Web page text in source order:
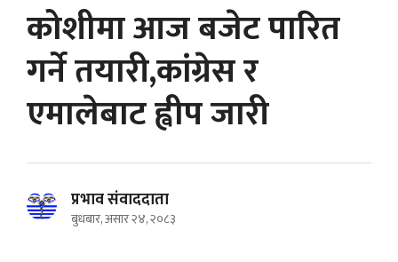
कोशीमा आज बजेट पारित
गर्ने तयारी,कांग्रेस र
एमालेबाट ह्वीप जारी
प्रभाव संवाददाता
बुधबार, असार २४, २०८३